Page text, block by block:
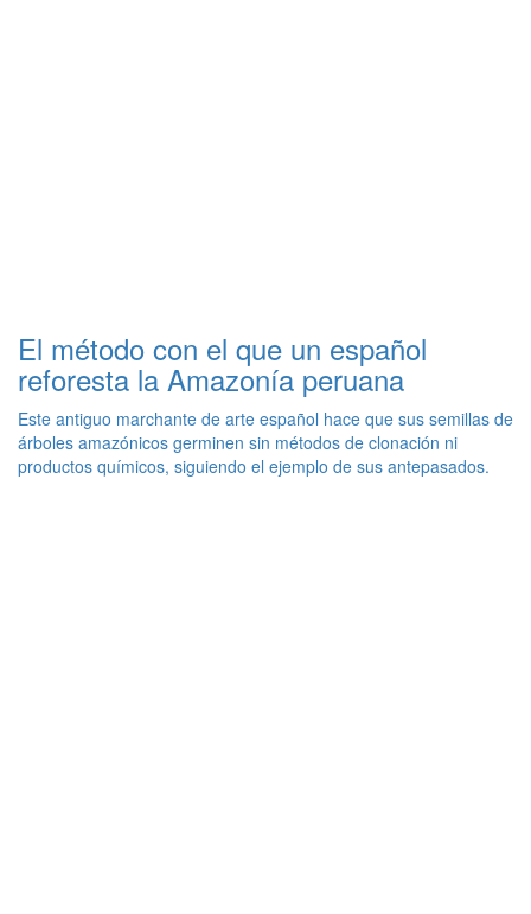
El método con el que un español
reforesta la Amazonía peruana
Este antiguo marchante de arte español hace que sus semillas de
árboles amazónicos germinen sin métodos de clonación ni
productos químicos, siguiendo el ejemplo de sus antepasados.